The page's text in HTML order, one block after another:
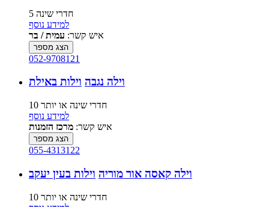
5 חדרי שינה
למידע נוסף
איש קשר: עמית / בר
הצג מספר
052-9708121
וילה נגבה וילות באילת
10 חדרי שינה או יותר
למידע נוסף
איש קשר: מרכז הזמנות
הצג מספר
055-4313122
וילה קאסה אור מוריה וילות בעין יעקב
10 חדרי שינה או יותר